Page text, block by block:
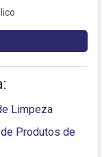
Limpeza
Produtos de